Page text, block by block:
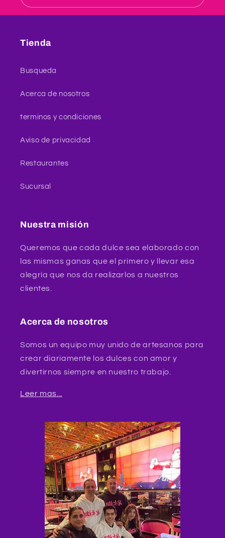
Tienda
Busqueda
Acerca de nosotros
terminos y condiciones
Aviso de privacidad
Restaurantes
Sucursal
Nuestra misión
Queremos que cada dulce sea elaborado con
las mismas ganas que el primero y llevar esa
alegría que nos da realizarlos a nuestros
clientes.
Acerca de nosotros
Somos un equipo muy unido de artesanos para
crear diariamente los dulces con amor y
divertirnos siempre en nuestro trabajo.
Leer mas...